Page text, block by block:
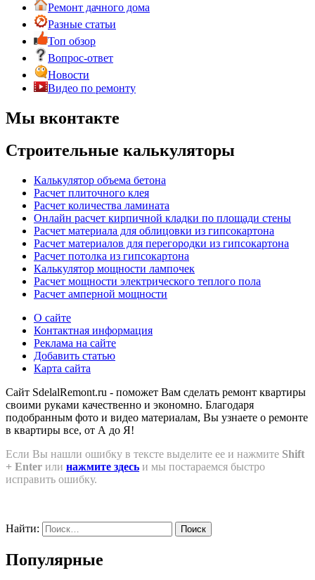
Ремонт дачного дома
Разные статьи
Топ обзор
Вопрос-ответ
Новости
Видео по ремонту
Мы вконтакте
Строительные калькуляторы
Калькулятор объема бетона
Расчет плиточного клея
Расчет количества ламината
Онлайн расчет кирпичной кладки по площади стены
Расчет материала для облицовки из гипсокартона
Расчет материалов для перегородки из гипсокартона
Расчет потолка из гипсокартона
Калькулятор мощности лампочек
Расчет мощности электрического теплого пола
Расчет амперной мощности
О сайте
Контактная информация
Реклама на сайте
Добавить статью
Карта сайта
Сайт SdelalRemont.ru - поможет Вам сделать ремонт квартиры
своими руками качественно и экономно. Благодаря
подобранным фото и видео материалам, Вы узнаете о ремонте
в квартиры все, от А до Я!
Если Вы нашли ошибку в тексте выделите ее и нажмите Shift
+ Enter или нажмите здесь и мы постараемся быстро
исправить ошибку.
Найти:
Популярные